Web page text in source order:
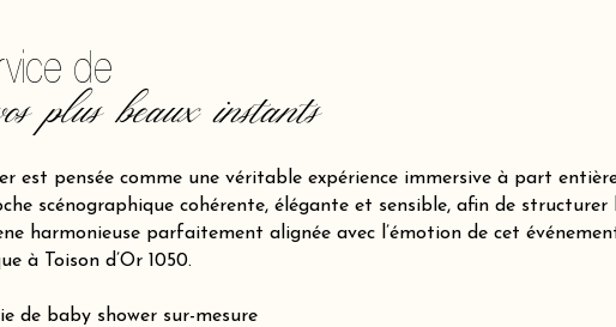
de
plus beaux instants
est pensée comme une véritable expérience immersive à part
scénographique cohérente, élégante et sensible, afin de structurer
harmonieuse parfaitement alignée avec l’émotion de cet
à Toison d’Or 1050.
de baby shower sur-mesure